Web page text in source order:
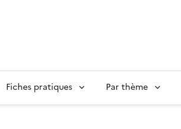
Fiches pratiques Par thème